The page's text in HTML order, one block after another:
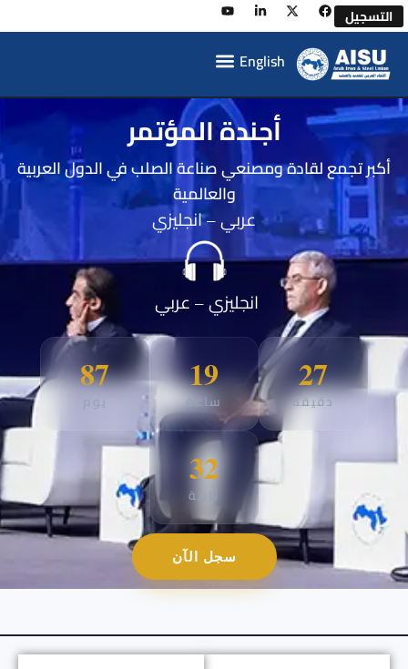
English
أجندة المؤتمر
تجمع لقادة ومصنعي صناعة الصلب في الدول العربية
والعالمية
عربي – انجليزي
انجليزي – عربي
87
يوم
19
ساعة
27
دقيقة
31
ثانية
سجل الآن